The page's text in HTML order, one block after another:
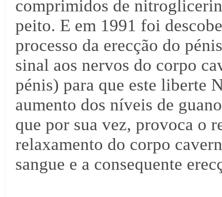
comprimidos de
peito. E em 1991 foi
processo da erecção do
sinal aos nervos do corpo
pénis) para que este liberte
aumento dos níveis de
que por sua vez, provoca o
relaxamento do corpo
sangue e a consequente